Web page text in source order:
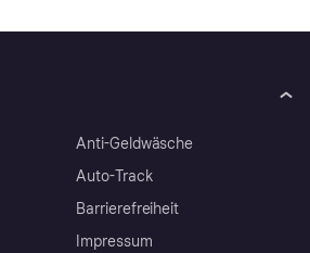
Anti-Geldwäsche
Auto-Track
Barrierefreiheit
Impressum